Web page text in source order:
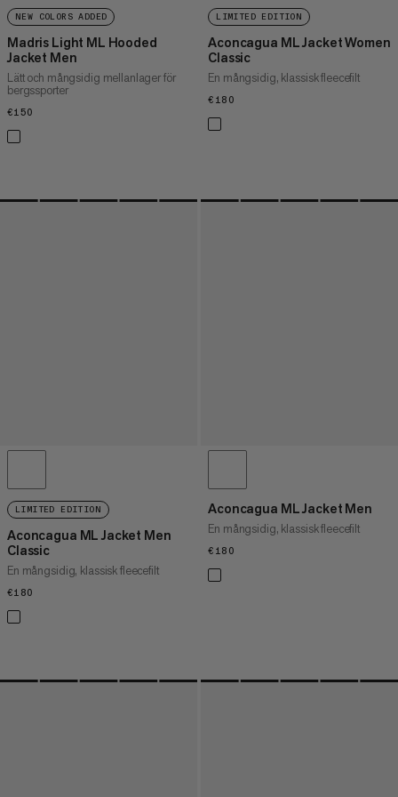
NEW COLORS ADDED
Madris Light ML Hooded
Jacket Men
Lätt och mångsidig mellanlager för
bergssporter
€150
LIMITED EDITION
Aconcagua ML Jacket Women
Classic
En mångsidig, klassisk fleecefilt
€180
LIMITED EDITION
Aconcagua ML Jacket Men
Classic
En mångsidig, klassisk fleecefilt
€180
Aconcagua ML Jacket Men
En mångsidig, klassisk fleecefilt
€180